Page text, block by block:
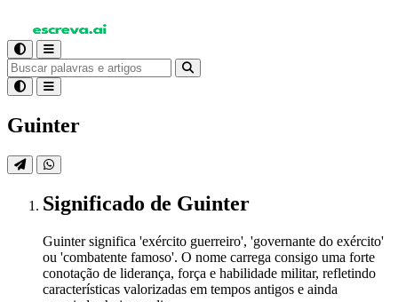
Guinter
Significado de Guinter
Guinter significa 'exército guerreiro', 'governante do exército'
ou 'combatente famoso'. O nome carrega consigo uma forte
conotação de liderança, força e habilidade militar, refletindo
características valorizadas em tempos antigos e ainda